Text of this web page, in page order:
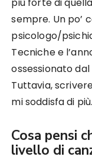
sempre. Un po’
psicologo/
Tecniche e
ossessionato
Tuttavia,
mi soddisfa di più.
Cosa pensi
livello di